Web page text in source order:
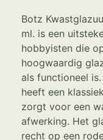
Botz
ml. is een
hobbyisten die
hoogwaardig
als functioneel
heeft een
zorgt voor een
afwerking. Het
recht op een